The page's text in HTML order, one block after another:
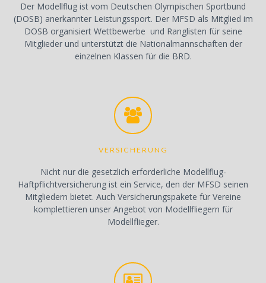
Der Modellflug ist vom Deutschen Olympischen Sportbund
(DOSB) anerkannter Leistungssport. Der MFSD als Mitglied im
DOSB organisiert Wettbewerbe und Ranglisten für seine
Mitglieder und unterstützt die Nationalmannschaften der
einzelnen Klassen für die BRD.
VERSICHERUNG
Nicht nur die gesetzlich erforderliche Modellflug-
Haftpflichtversicherung ist ein Service, den der MFSD seinen
Mitgliedern bietet. Auch Versicherungspakete für Vereine
komplettieren unser Angebot von Modellfliegern für
Modellflieger.